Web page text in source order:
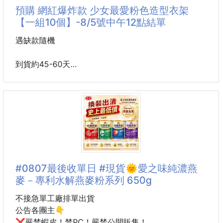
個能讓心跳緩下來的安心空間。
💜 給毛孩一個「剛剛好」的溫柔
裡」 的氣息。 我們想做的很簡單：讓毛孩的日常，多
預購 網紅爆炸款 少女最愛粉色造型衣架
【一組10個】-8/5號中午12點結單
遇缺款隨機
到貨約45-60天
🎉 好評不斷～～應客人要求再次開團啦！！趕快把握
看到這個粉紅色真的會失心瘋😍
衣櫥每天打開都像精品展示櫃✨
美到讓人忍不住想把家裡所有衣架全部換掉！
✅ 夢幻粉色設計，衣櫃質感瞬間升級
#0807最後收單日 #現貨🌞愛之味純濃燕
麥－專利水解燕麥粉系列 650g
不接急單工廠排單出貨
公告各團主👇